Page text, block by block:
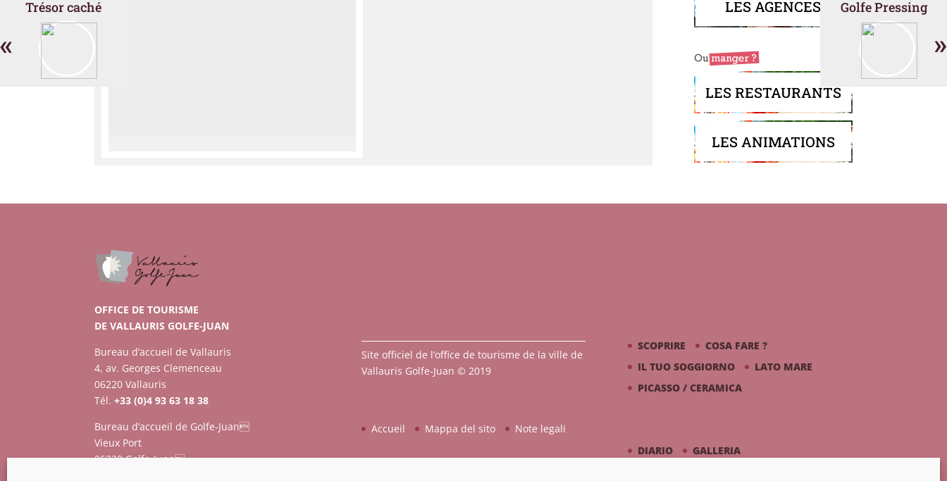
«
Trésor caché
»
Golfe Pressing
LES AGENCES
LES RESTAURANTS
LES ANIMATIONS
OFFICE DE TOURISME
DE VALLAURIS GOLFE-JUAN
Bureau d’accueil de Vallauris
4, av. Georges Clemenceau
06220 Vallauris
Tél.+33 (0)4 93 63 18 38
Bureau d’accueil de Golfe-Juan
Vieux Port
06220 Golfe-Juan
Site officiel de l’office de tourisme de la ville de
Vallauris Golfe-Juan © 2019
Accueil Mappa del sito Note legali
SCOPRIRE
COSA FARE ?
IL TUO SOGGIORNO
LATO MARE
PICASSO / CERAMICA
DIARIO GALLERIA